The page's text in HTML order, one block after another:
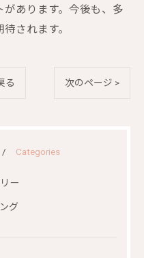
あります。今後も、多
されます。
る 次のページ >
Categories
ー
グ